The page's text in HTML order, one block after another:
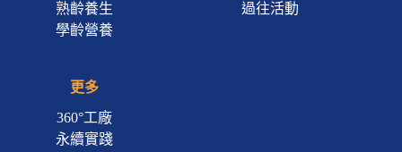
熟齡養生
學齡營養
過往活動
更多
360°工廠
永續實踐